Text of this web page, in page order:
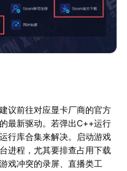
议前往对应显卡厂商的官方
最新驱动。若弹出C++运行
行库合集来解决。启动游戏
进程，尤其要排查占用下载
戏冲突的录屏、直播类工